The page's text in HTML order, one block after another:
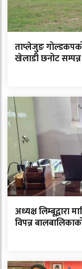
ताप्लेजुङ
खेलाडी छनोट सम्पन्न
अध्यक्ष लिम्बूद्वारा
विपन्न